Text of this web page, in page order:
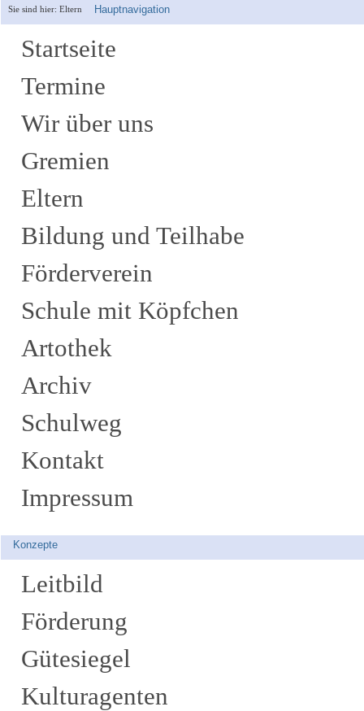
Sie sind hier: Eltern Hauptnavigation
Startseite
Termine
Wir über uns
Gremien
Eltern
Bildung und Teilhabe
Förderverein
Schule mit Köpfchen
Artothek
Archiv
Schulweg
Kontakt
Impressum
Konzepte
Leitbild
Förderung
Gütesiegel
Kulturagenten